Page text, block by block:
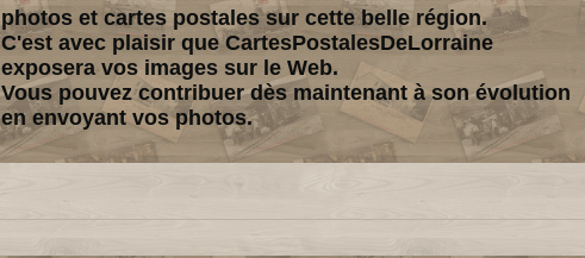
photos et cartes postales sur cette belle région.
C'est avec plaisir que CartesPostalesDeLorraine
exposera vos images sur le Web.
Vous pouvez contribuer dès maintenant à son évolution
en envoyant vos photos.